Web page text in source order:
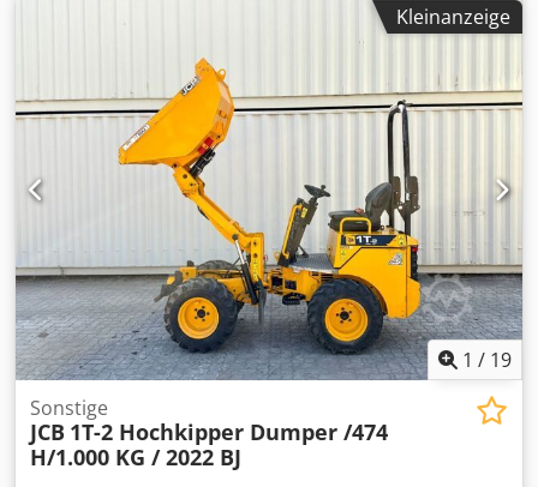
ca. 1.106 * Betriebsgewicht: ca. 1.715 Kg * Inkl. 3 x Löffel *
Volle Kabine * Verbreiterbares Laufwerk * Video auf
Anfrage * Preis: 14.900 Euro, netto + 19% MwSt. ----
Codpezq Aimjfx Amuerf Für weitere Fragen bitte anrufen:
For more question please call: Erik Kortum: Whats App ?
Alle Angaben ohne Gewähr und Garantie, Irrtümer und
Zwischenverkauf vorbehalten. ?
Kleinanzeige
1 / 19
Sonstige
JCB 1T-2 Hochkipper Dumper /474
H/1.000 KG / 2022 BJ